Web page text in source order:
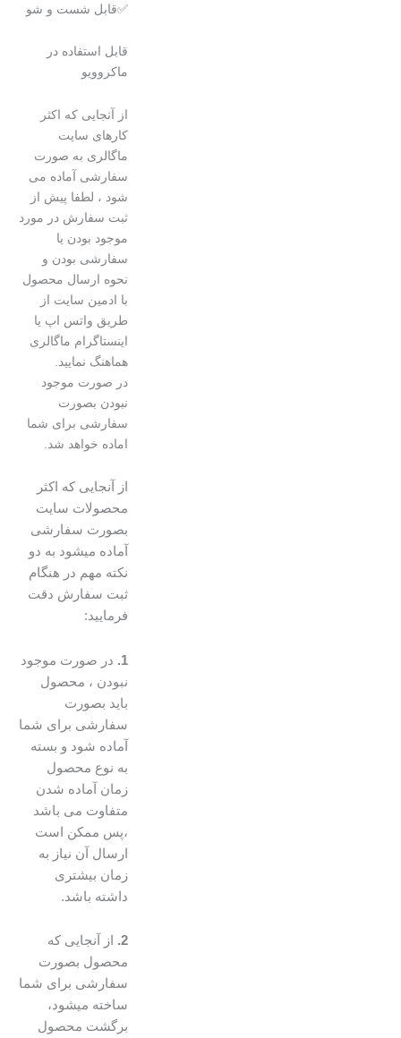
✅قابل شست و شو
قابل استفاده در
ماکروویو
از آنجایی که اکثر
کارهای سایت
ماگالری به صورت
سفارشی آماده می
شود ، لطفا پیش از
ثبت سفارش در مورد
موجود بودن یا
سفارشی بودن و
نحوه ارسال محصول
با ادمین سایت از
طریق واتس اپ یا
اینستاگرام ماگالری
هماهنگ نمایید.
در صورت موجود
نبودن بصورت
سفارشی برای شما
اماده خواهد شد.
از آنجایی که اکثر
محصولات سایت
بصورت سفارشی
آماده میشود به دو
نکته مهم در هنگام
ثبت سفارش دقت
فرمایید:
در صورت موجود
نبودن ، محصول
باید بصورت
سفارشی برای شما
آماده شود و بسته
به نوع محصول
زمان آماده شدن
متفاوت می باشد
،پس ممکن است
ارسال آن نیاز به
زمان بیشتری
داشته باشد.
از آنجایی که
محصول بصورت
سفارشی برای شما
ساخته میشود،
برگشت محصول